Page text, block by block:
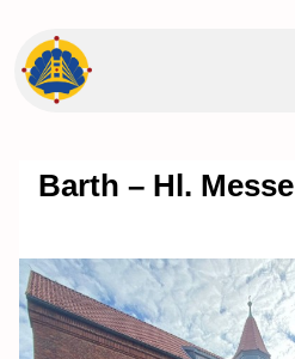
Barth – Hl. Messe